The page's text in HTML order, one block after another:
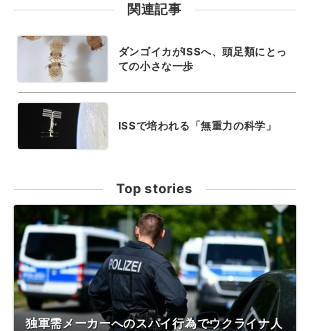
関連記事
ダンゴイカがISSへ、頭足類にとっ
ての小さな一歩
ISSで培われる「無重力の科学」
Top stories
独軍需メーカーへのスパイ行為でウクライナ人